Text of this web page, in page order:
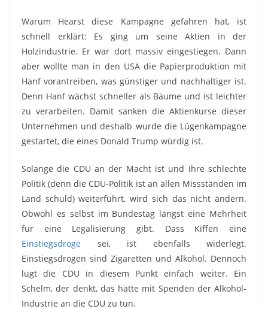
Warum Hearst diese Kampagne gefahren hat, ist
schnell erklärt: Es ging um seine Aktien in der
Holzindustrie. Er war dort massiv eingestiegen. Dann
aber wollte man in den USA die Papierproduktion mit
Hanf vorantreiben, was günstiger und nachhaltiger ist.
Denn Hanf wächst schneller als Bäume und ist leichter
zu verarbeiten. Damit sanken die Aktienkurse dieser
Unternehmen und deshalb wurde die Lügenkampagne
gestartet, die eines Donald Trump würdig ist.
Solange die CDU an der Macht ist und ihre schlechte
Politik (denn die CDU-Politik ist an allen Missständen im
Land schuld) weiterführt, wird sich das nicht ändern.
Obwohl es selbst im Bundestag längst eine Mehrheit
für eine Legalisierung gibt. Dass Kiffen eine
Einstiegsdroge sei, ist ebenfalls widerlegt.
Einstiegsdrogen sind Zigaretten und Alkohol. Dennoch
lügt die CDU in diesem Punkt einfach weiter. Ein
Schelm, der denkt, das hätte mit Spenden der Alkohol-
Industrie an die CDU zu tun.